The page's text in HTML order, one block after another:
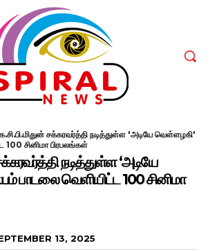
சக்கரவர்த்தி நடித்துள்ள 'அடியே வெள்ளழகி'
சினிமா பிரபலங்கள்
நடித்துள்ள ‘அடியே
பாடலை வெளியிட்ட 100 சினிமா
13, 2025